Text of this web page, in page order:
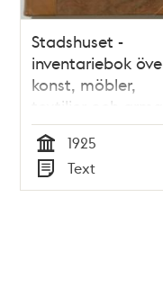
Stadshuset -
inventariebok
konst, möbler,
textilier och
1925
Tid
1925
Typ
Text